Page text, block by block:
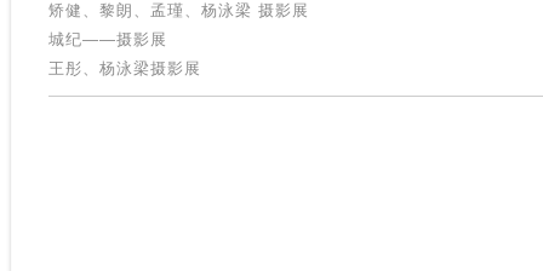
矫健、黎朗、孟瑾、杨泳梁 摄影展
城纪——摄影展
王彤、杨泳梁摄影展